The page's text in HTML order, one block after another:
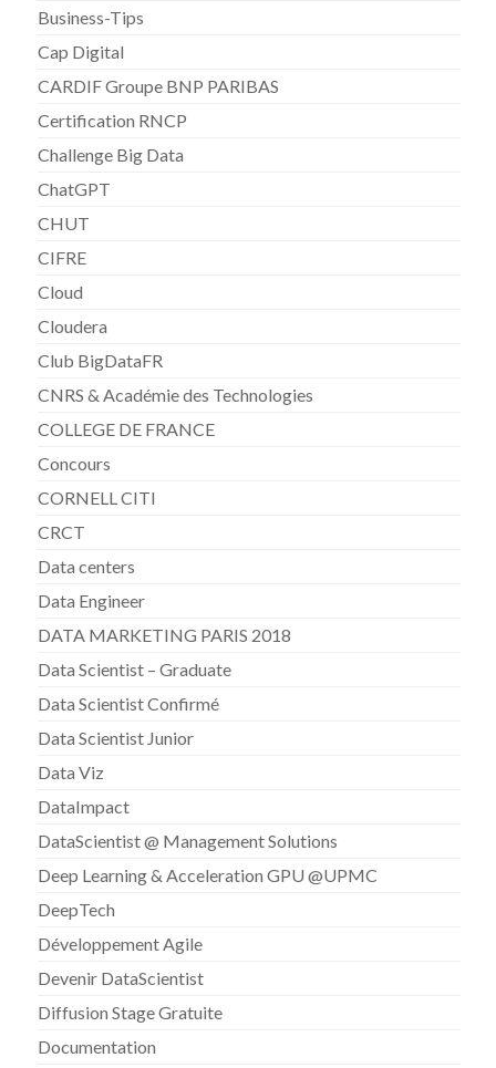
Business-Tips
Cap Digital
CARDIF Groupe BNP PARIBAS
Certification RNCP
Challenge Big Data
ChatGPT
CHUT
CIFRE
Cloud
Cloudera
Club BigDataFR
CNRS & Académie des Technologies
COLLEGE DE FRANCE
Concours
CORNELL CITI
CRCT
Data centers
Data Engineer
DATA MARKETING PARIS 2018
Data Scientist – Graduate
Data Scientist Confirmé
Data Scientist Junior
Data Viz
DataImpact
DataScientist @ Management Solutions
Deep Learning & Acceleration GPU @UPMC
DeepTech
Développement Agile
Devenir DataScientist
Diffusion Stage Gratuite
Documentation